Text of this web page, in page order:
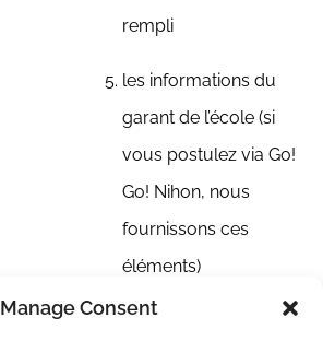
Manage Consent
rempli
les informations du
garant de l’école (si
vous postulez via Go!
Go! Nihon, nous
fournissons ces
éléments)
Facteurs